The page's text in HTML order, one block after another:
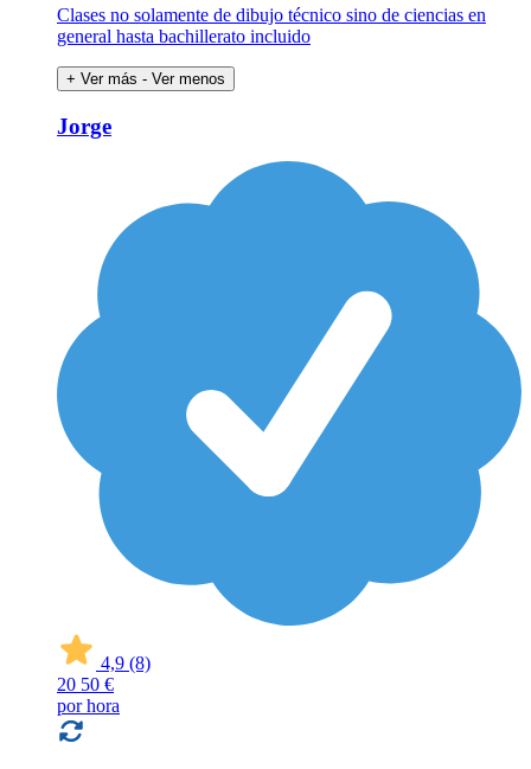
Clases no solamente de dibujo técnico sino de ciencias en
general hasta bachillerato incluido
+ Ver más - Ver menos
Jorge
4,9 (8)
20 50 €
por hora